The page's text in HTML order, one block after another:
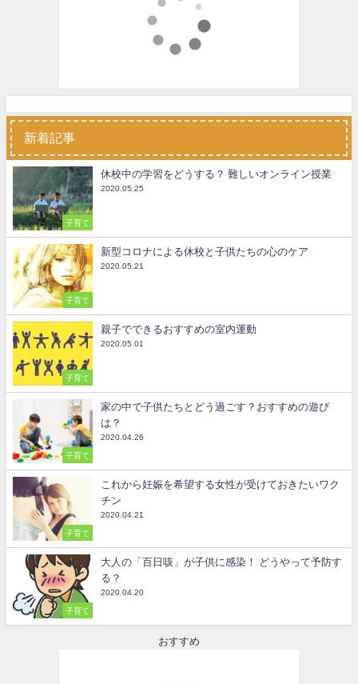
新着記事
子育て
休校中の学習をどうする？ 難しいオンライン授業
2020.05.25
子育て
新型コロナによる休校と子供たちの心のケア
2020.05.21
子育て
親子でできるおすすめの室内運動
2020.05.01
子育て
家の中で子供たちとどう過ごす？おすすめの遊び
は？
2020.04.26
子育て
これから妊娠を希望する女性が受けておきたいワク
チン
2020.04.21
子育て
大人の「百日咳」が子供に感染！ どうやって予防す
る？
2020.04.20
おすすめ